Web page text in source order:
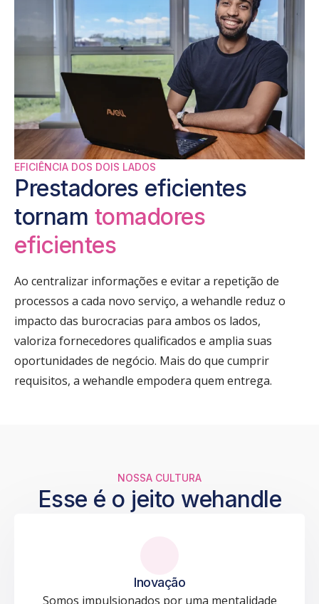
EFICIÊNCIA DOS DOIS LADOS
Prestadores eficientes
tornam tomadores
eficientes
Ao centralizar informações e evitar a repetição de
processos a cada novo serviço, a wehandle reduz o
impacto das burocracias para ambos os lados,
valoriza fornecedores qualificados e amplia suas
oportunidades de negócio. Mais do que cumprir
requisitos, a wehandle empodera quem entrega.
NOSSA CULTURA
Esse é o jeito wehandle
Inovação
Somos impulsionados por uma mentalidade